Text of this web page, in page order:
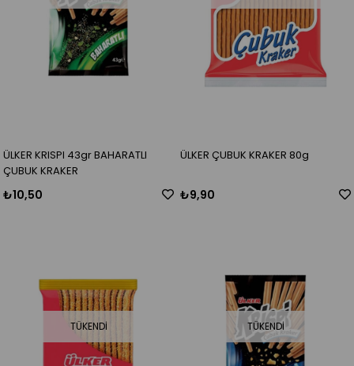
ÜLKER KRISPI 43gr BAHARATLI
ÇUBUK KRAKER
₺10,50
ÜLKER ÇUBUK KRAKER 80g
₺9,90
TÜKENDI TÜKENDI